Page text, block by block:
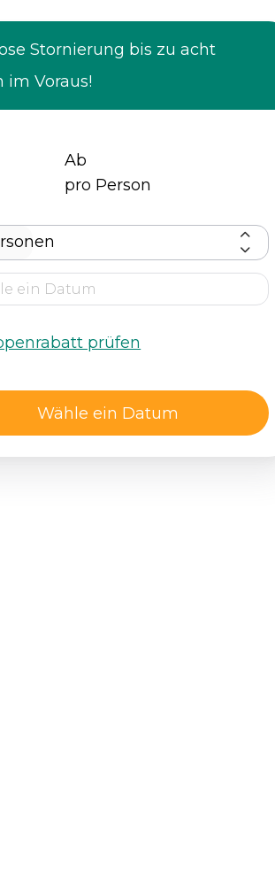
Stornierung bis zu acht
im Voraus!
Ab
pro Person
prüfen
Wähle ein Datum